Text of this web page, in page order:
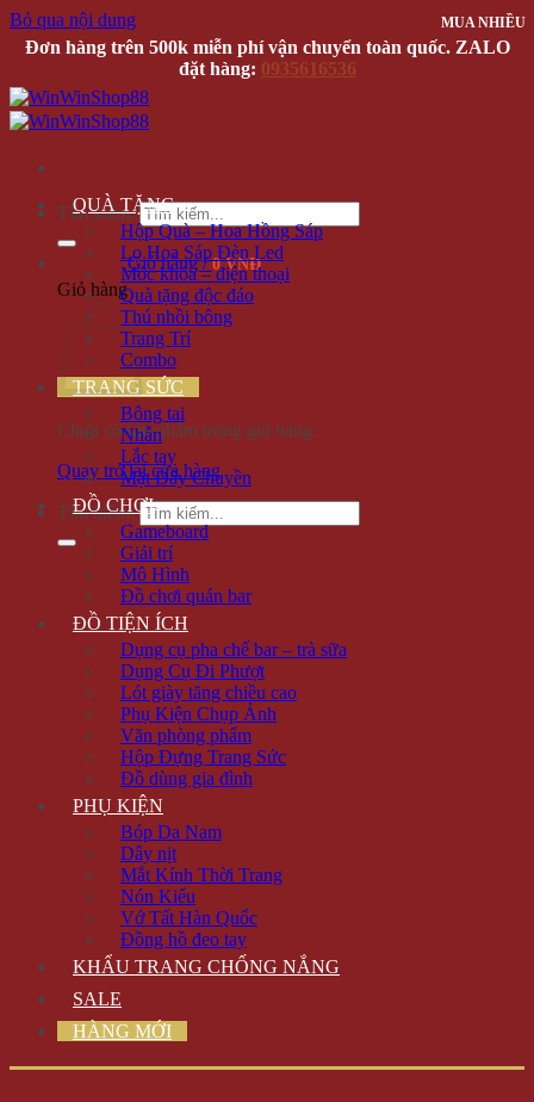
Bỏ qua nội dung
Đơn hàng trên 500k miễn phí vận chuyển toàn quốc. ZALO
đặt hàng: 0935616536
Tìm kiếm:
Giỏ hàng /0 VNĐ
Giỏ hàng
Chưa có sản phẩm trong giỏ hàng.
Quay trở lại cửa hàng
Tìm kiếm:
QUÀ TẶNG
Hộp Quà – Hoa Hồng Sáp
Lọ Hoa Sáp Đèn Led
Móc khóa – điện thoại
Quà tặng độc đáo
Thú nhồi bông
Trang Trí
Combo
TRANG SỨC
Bông tai
Nhẫn
Lắc tay
Mặt Dây Chuyền
ĐỒ CHƠI
Gameboard
Giải trí
Mô Hình
Đồ chơi quán bar
ĐỒ TIỆN ÍCH
Dụng cụ pha chế bar – trà sữa
Dụng Cụ Đi Phượt
Lót giày tăng chiều cao
Phụ Kiện Chụp Ảnh
Văn phòng phẩm
Hộp Đựng Trang Sức
Đồ dùng gia đình
PHỤ KIỆN
Bóp Da Nam
Dây nịt
Mắt Kính Thời Trang
Nón Kiểu
Vớ Tất Hàn Quốc
Đồng hồ đeo tay
KHẨU TRANG CHỐNG NẮNG
SALE
HÀNG MỚI
MUA NHIỀU
MUA NHIỀU